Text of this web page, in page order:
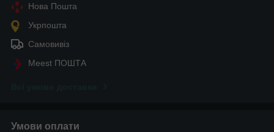
Нова Пошта
Укрпошта
Самовивіз
Meest ПОШТА
Умови оплати